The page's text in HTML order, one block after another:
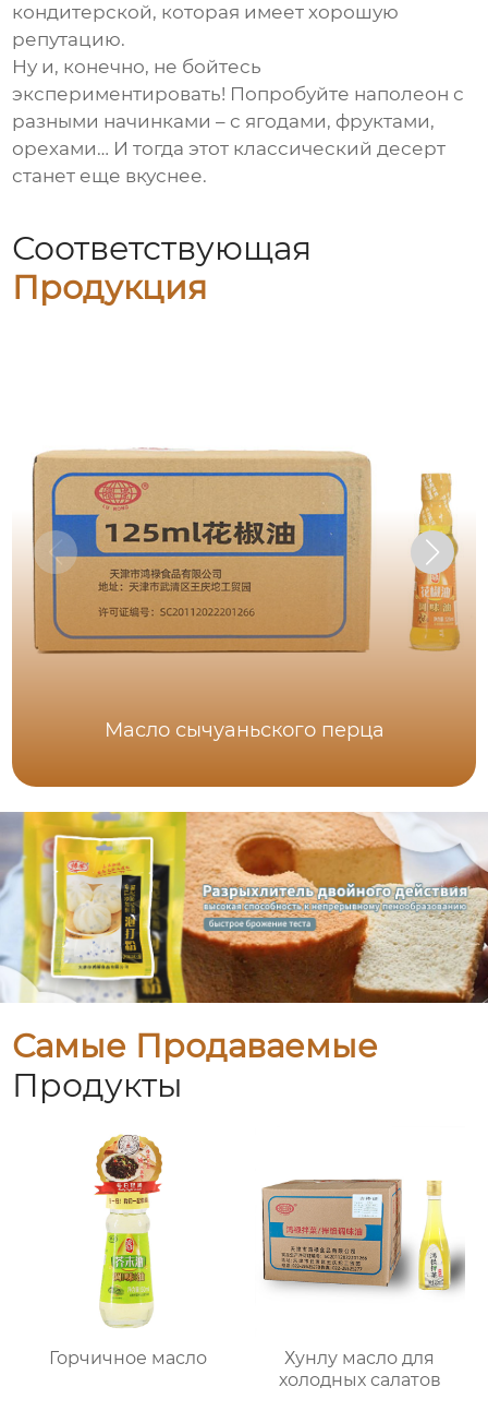
кондитерской, которая имеет хорошую
репутацию.
Ну и, конечно, не бойтесь
экспериментировать! Попробуйте наполеон с
разными начинками – с ягодами, фруктами,
орехами… И тогда этот классический десерт
станет еще вкуснее.
Соответствующая
Продукция
Масло сычуаньского перца
Самые Продаваемые
Продукты
Горчичное масло
Хунлу масло для
холодных салатов